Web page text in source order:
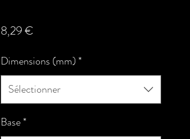
8,29 €Prix
Dimensions (mm)*
Sélectionner
Base*